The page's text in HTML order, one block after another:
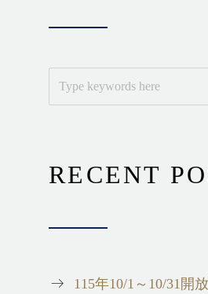
RECENT
115年10/1～10/31開